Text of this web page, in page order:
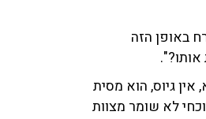
באופן הזה
אותו?".
גיוס, הוא מסית
לא שומר מצוות